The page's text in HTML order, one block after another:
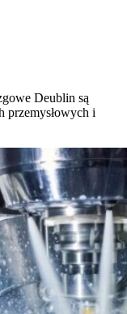
Deublin są
przemysłowych i